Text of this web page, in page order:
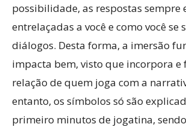
possibilidade, as respostas sempre
entrelaçadas a você e como você se
diálogos. Desta forma, a imersão
impacta bem, visto que incorpora e
relação de quem joga com a
entanto, os símbolos só são
primeiro minutos de jogatina,